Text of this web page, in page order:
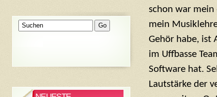
schon war
mein
Gehör habe, ist
im Uffbasse
Software hat.
Lautstärke der